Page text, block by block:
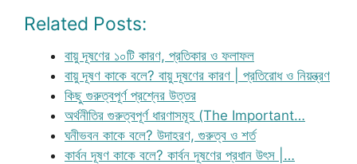
Related Posts:
বায়ু দূষণের ১০টি কারণ, প্রতিকার ও ফলাফল
বায়ু দূষণ কাকে বলে? বায়ু দূষণের কারণ | প্রতিরোধ ও নিয়ন্ত্রণ
কিছু গুরুত্বপূর্ণ প্রশ্নের উত্তর
অর্থনীতির গুরুত্বপূর্ণ ধারণাসমূহ (The Important…
ঘনীভবন কাকে বলে? উদাহরণ, গুরুত্ব ও শর্ত
কার্বন দূষণ কাকে বলে? কার্বন দূষণের প্রধান উৎস |…